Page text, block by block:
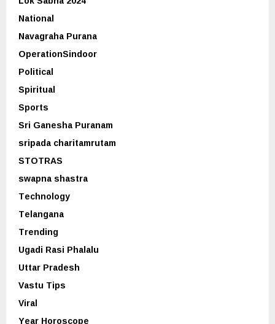
National
Navagraha Purana
OperationSindoor
Political
Spiritual
Sports
Sri Ganesha Puranam
sripada charitamrutam
STOTRAS
swapna shastra
Technology
Telangana
Trending
Ugadi Rasi Phalalu
Uttar Pradesh
Vastu Tips
Viral